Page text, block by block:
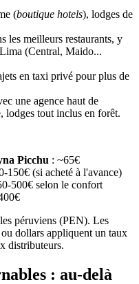
(boutique hotels), lodges de
les meilleurs restaurants, y
(Central, Maido...
en taxi privé pour plus de
une agence haut de
lodges tout inclus en forêt.
Picchu : ~65€
150€ (si acheté à l'avance)
500€ selon le confort
péruviens (PEN). Les
dollars appliquent un taux
distributeurs.
: au-delà